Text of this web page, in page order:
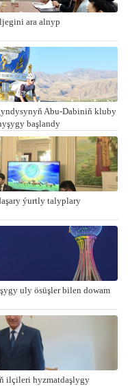
ara alnyp
Abu-Dabiniň kluby
başlandy
ýurtly talyplary
uly ösüşler bilen dowam
ilçileri hyzmatdaşlygy